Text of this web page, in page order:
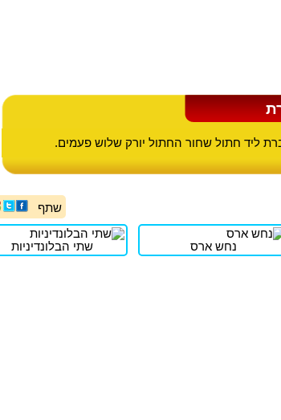
ליד חתול שחור החתול יורק שלוש פעמים.
שתף
נחש ארס שתי הבלונדיניות